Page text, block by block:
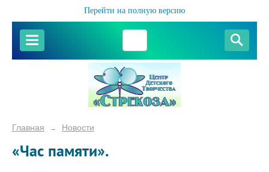
Перейти на полную версию
Главная → Новости
«Час памяти».